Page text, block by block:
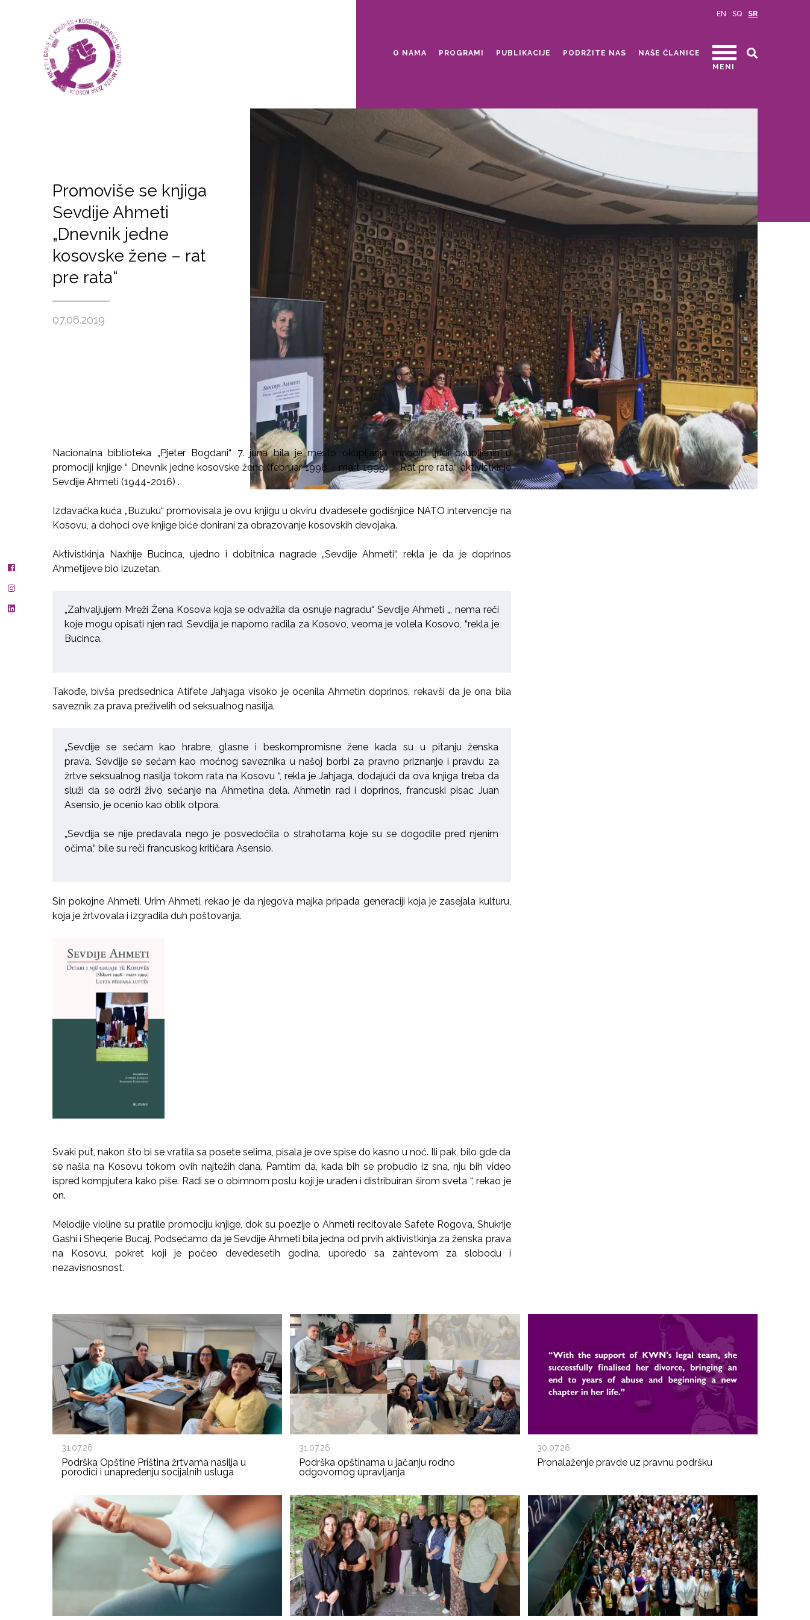
EN SQ SR
O NAMA PROGRAMI PUBLIKACIJE PODRŽITE NAS
NAŠE ČLANICE
MENI
Promoviše se knjiga
Sevdije Ahmeti
„Dnevnik jedne
kosovske žene – rat
pre rata“
07.06.2019
Nacionalna biblioteka „Pjeter Bogdani“ 7. juna bila je mesto okupljanja mnogih ljudi okupljenih u
promociji knjige “ Dnevnik jedne kosovske žene (februar 1998 – mart 1999) – Rat pre rata“ aktivistkinje
Sevdije Ahmeti (1944-2016) .
Izdavačka kuća „Buzuku“ promovisala je ovu knjigu u okviru dvadesete godišnjice NATO intervencije na
Kosovu, a dohoci ove knjige biće donirani za obrazovanje kosovskih devojaka.
Aktivistkinja Naxhije Bucinca, ujedno i dobitnica nagrade „Sevdije Ahmeti“, rekla je da je doprinos
Ahmetijeve bio izuzetan.
„Zahvaljujem Mreži Žena Kosova koja se odvažila da osnuje nagradu“ Sevdije Ahmeti „, nema reči
koje mogu opisati njen rad. Sevdija je naporno radila za Kosovo, veoma je volela Kosovo, “rekla je
Bucinca.
Takođe, bivša predsednica Atifete Jahjaga visoko je ocenila Ahmetin doprinos, rekavši da je ona bila
saveznik za prava preživelih od seksualnog nasilja.
„Sevdije se sećam kao hrabre, glasne i beskompromisne žene kada su u pitanju ženska
prava. Sevdije se sećam kao moćnog saveznika u našoj borbi za pravno priznanje i pravdu za
žrtve seksualnog nasilja tokom rata na Kosovu “, rekla je Jahjaga, dodajući da ova knjiga treba da
služi da se održi živo sećanje na Ahmetina dela. Ahmetin rad i doprinos, francuski pisac Juan
Asensio, je ocenio kao oblik otpora.
„Sevdija se nije predavala nego je posvedočila o strahotama koje su se dogodile pred njenim
očima,“ bile su reči francuskog kritičara Asensio.
Sin pokojne Ahmeti, Urim Ahmeti, rekao je da njegova majka pripada generaciji koja je zasejala kulturu,
koja je žrtvovala i izgradila duh poštovanja.
Svaki put, nakon što bi se vratila sa posete selima, pisala je ove spise do kasno u noć. Ili pak, bilo gde da
se našla na Kosovu tokom ovih najtežih dana. Pamtim da, kada bih se probudio iz sna, nju bih video
ispred kompjutera kako piše. Radi se o obimnom poslu koji je urađen i distribuiran širom sveta “, rekao je
on.
Melodije violine su pratile promociju knjige, dok su poezije o Ahmeti recitovale Safete Rogova, Shukrije
Gashi i Sheqerie Bucaj. Podsećamo da je Sevdije Ahmeti bila jedna od prvih aktivistkinja za ženska prava
na Kosovu, pokret koji je počeo devedesetih godina, uporedo sa zahtevom za slobodu i
nezavisnosnost.
31.07.26
Podrška Opštine Priština žrtvama nasilja u
porodici i unapređenju socijalnih usluga
31.07.26
Podrška opštinama u jačanju rodno
odgovornog upravljanja
30.07.26
Pronalaženje pravde uz pravnu podršku